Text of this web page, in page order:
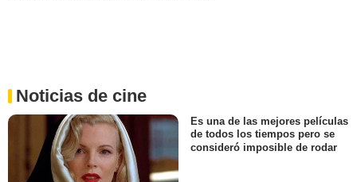
Noticias de cine
Es una de las mejores películas
de todos los tiempos pero se
consideró imposible de rodar